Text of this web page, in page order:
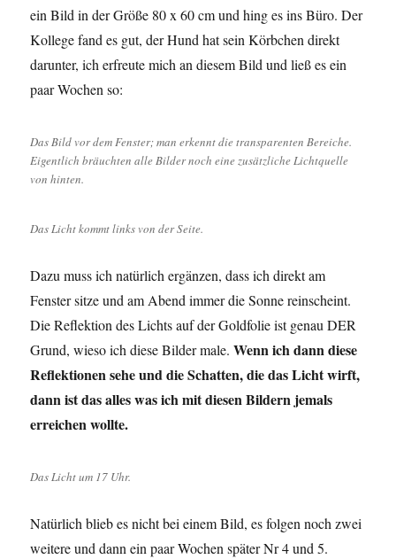
ein Bild in der Größe 80 x 60 cm und hing es ins Büro. Der
Kollege fand es gut, der Hund hat sein Körbchen direkt
darunter, ich erfreute mich an diesem Bild und ließ es ein
paar Wochen so:
Das Bild vor dem Fenster; man erkennt die transparenten Bereiche.
Eigentlich bräuchten alle Bilder noch eine zusätzliche Lichtquelle
von hinten.
Das Licht kommt links von der Seite.
Dazu muss ich natürlich ergänzen, dass ich direkt am
Fenster sitze und am Abend immer die Sonne reinscheint.
Die Reflektion des Lichts auf der Goldfolie ist genau DER
Grund, wieso ich diese Bilder male.Wenn ich dann diese
Reflektionen sehe und die Schatten, die das Licht wirft,
dann ist das alles was ich mit diesen Bildern jemals
erreichen wollte.
Das Licht um 17 Uhr.
Natürlich blieb es nicht bei einem Bild, es folgen noch zwei
weitere und dann ein paar Wochen später Nr 4 und 5.